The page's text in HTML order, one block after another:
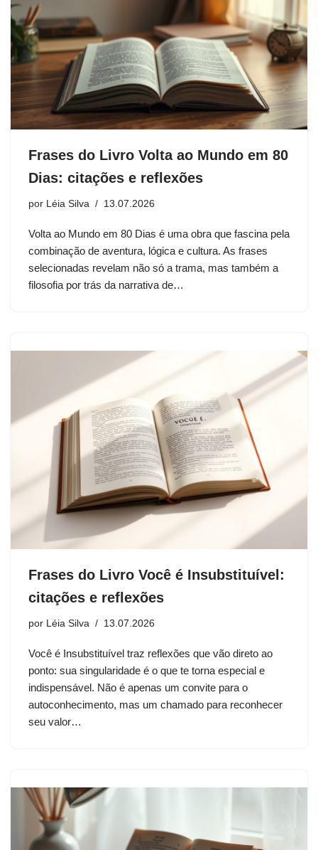
Frases do Livro Volta ao Mundo em 80
Dias: citações e reflexões
por Léia Silva 13.07.2026
Volta ao Mundo em 80 Dias é uma obra que fascina pela
combinação de aventura, lógica e cultura. As frases
selecionadas revelam não só a trama, mas também a
filosofia por trás da narrativa de…
Frases do Livro Você é Insubstituível:
citações e reflexões
por Léia Silva 13.07.2026
Você é Insubstituível traz reflexões que vão direto ao
ponto: sua singularidade é o que te torna especial e
indispensável. Não é apenas um convite para o
autoconhecimento, mas um chamado para reconhecer
seu valor…